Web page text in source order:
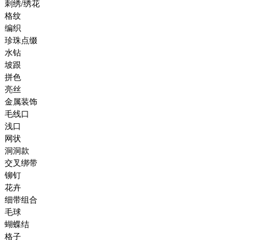
刺绣/绣花
格纹
编织
珍珠点缀
水钻
坡跟
拼色
亮丝
金属装饰
毛线口
浅口
网状
洞洞款
交叉绑带
铆钉
花卉
细带组合
毛球
蝴蝶结
格子